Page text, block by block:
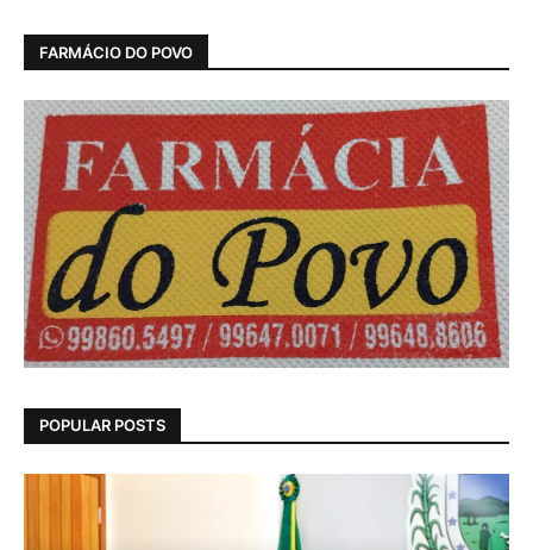
FARMÁCIO DO POVO
POPULAR POSTS